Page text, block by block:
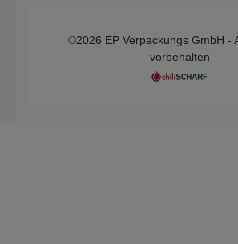
©2026 EP Verpackungs GmbH -
vorbehalten